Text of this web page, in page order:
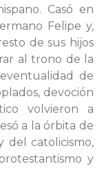
Casó en
Felipe y,
de sus hijos
al trono de la
de
devoción
volvieron a
a la órbita de
del catolicismo,
y